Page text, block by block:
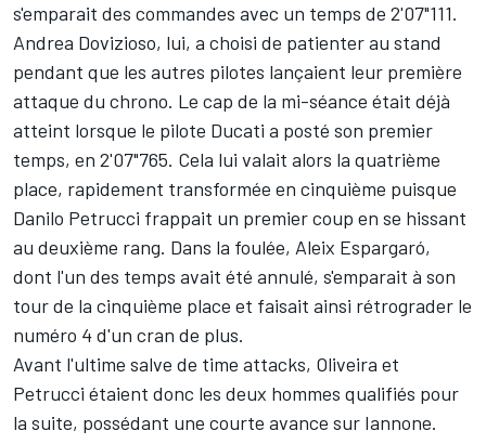
s'emparait des commandes avec un temps de 2'07"111.
Andrea Dovizioso, lui, a choisi de patienter au stand
pendant que les autres pilotes lançaient leur première
attaque du chrono. Le cap de la mi-séance était déjà
atteint lorsque le pilote Ducati a posté son premier
temps, en 2'07"765. Cela lui valait alors la quatrième
place, rapidement transformée en cinquième puisque
Danilo Petrucci frappait un premier coup en se hissant
au deuxième rang. Dans la foulée, Aleix Espargaró,
dont l'un des temps avait été annulé, s'emparait à son
tour de la cinquième place et faisait ainsi rétrograder le
numéro 4 d'un cran de plus.
Avant l'ultime salve de time attacks, Oliveira et
Petrucci étaient donc les deux hommes qualifiés pour
la suite, possédant une courte avance sur Iannone.